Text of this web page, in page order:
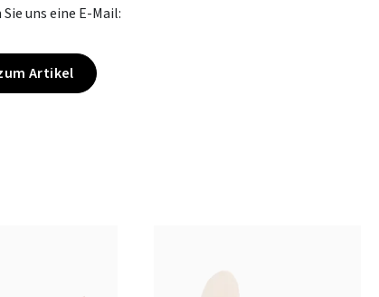
uns eine E-Mail:
Artikel